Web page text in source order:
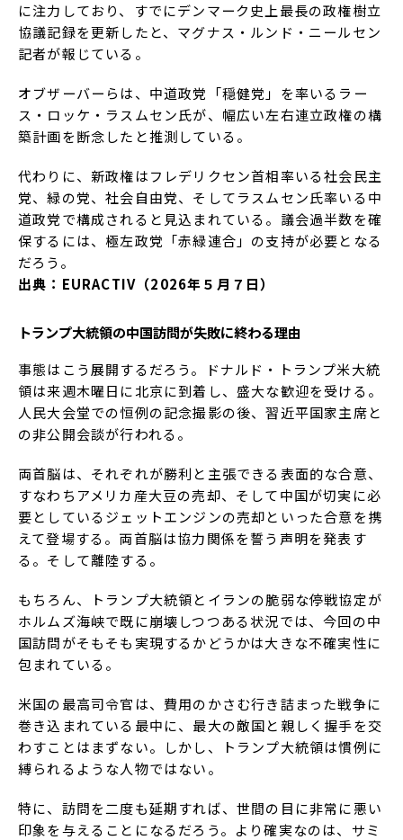
に注力しており、すでにデンマーク史上最長の政権樹立
協議記録を更新したと、マグナス・ルンド・ニールセン
記者が報じている。
オブザーバーらは、中道政党「穏健党」を率いるラー
ス・ロッケ・ラスムセン氏が、幅広い左右連立政権の構
築計画を断念したと推測している。
代わりに、新政権はフレデリクセン首相率いる社会民主
党、緑の党、社会自由党、そしてラスムセン氏率いる中
道政党で構成されると見込まれている。議会過半数を確
保するには、極左政党「赤緑連合」の支持が必要となる
だろう。
出典：EURACTIV（2026年５月７日）
トランプ大統領の中国訪問が失敗に終わる理由
事態はこう展開するだろう。ドナルド・トランプ米大統
領は来週木曜日に北京に到着し、盛大な歓迎を受ける。
人民大会堂での恒例の記念撮影の後、習近平国家主席と
の非公開会談が行われる。
両首脳は、それぞれが勝利と主張できる表面的な合意、
すなわちアメリカ産大豆の売却、そして中国が切実に必
要としているジェットエンジンの売却といった合意を携
えて登場する。両首脳は協力関係を誓う声明を発表す
る。そして離陸する。
もちろん、トランプ大統領とイランの脆弱な停戦協定が
ホルムズ海峡で既に崩壊しつつある状況では、今回の中
国訪問がそもそも実現するかどうかは大きな不確実性に
包まれている。
米国の最高司令官は、費用のかさむ行き詰まった戦争に
巻き込まれている最中に、最大の敵国と親しく握手を交
わすことはまずない。しかし、トランプ大統領は慣例に
縛られるような人物ではない。
特に、訪問を二度も延期すれば、世間の目に非常に悪い
印象を与えることになるだろう。より確実なのは、サミ